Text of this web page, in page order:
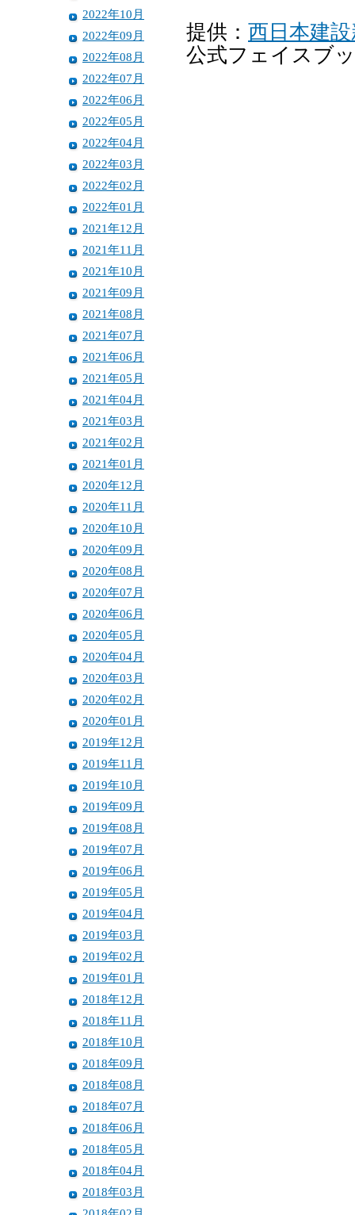
2022年10月
2022年09月
2022年08月
2022年07月
2022年06月
2022年05月
2022年04月
2022年03月
2022年02月
2022年01月
2021年12月
2021年11月
2021年10月
2021年09月
2021年08月
2021年07月
2021年06月
2021年05月
2021年04月
2021年03月
2021年02月
2021年01月
2020年12月
2020年11月
2020年10月
2020年09月
2020年08月
2020年07月
2020年06月
2020年05月
2020年04月
2020年03月
2020年02月
2020年01月
2019年12月
2019年11月
2019年10月
2019年09月
2019年08月
2019年07月
2019年06月
2019年05月
2019年04月
2019年03月
2019年02月
2019年01月
2018年12月
2018年11月
2018年10月
2018年09月
2018年08月
2018年07月
2018年06月
2018年05月
2018年04月
2018年03月
提供： 西日本建
公式フェイスブ